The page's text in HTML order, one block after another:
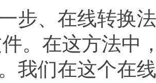
、在线转换法
。在这方法中
我们在这个在